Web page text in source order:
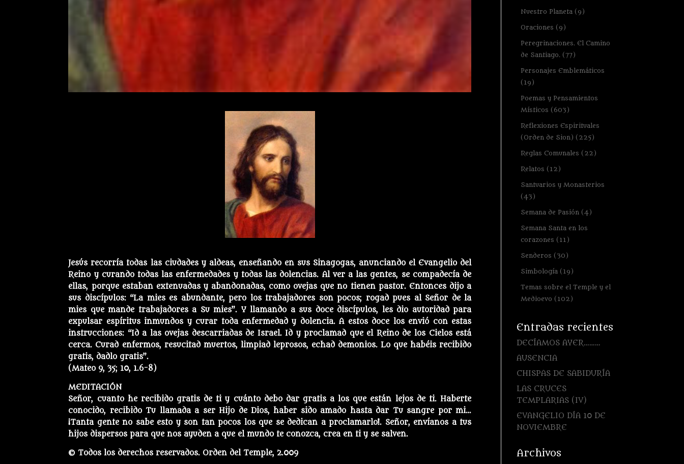
Jesús recorría todas las ciudades y aldeas, enseñando en sus Sinagogas, anunciando el Evangelio del
Reino y curando todas las enfermedades y todas las dolencias. Al ver a las gentes, se compadecía de
ellas, porque estaban extenuadas y abandonadas, como ovejas que no tienen pastor. Entonces dijo a
sus discípulos: “La mies es abundante, pero los trabajadores son pocos; rogad pues al Señor de la
mies que mande trabajadores a Su mies”. Y llamando a sus doce discípulos, les dio autoridad para
expulsar espíritus inmundos y curar toda enfermedad y dolencia. A estos doce los envió con estas
instrucciones: “Id a las ovejas descarriadas de Israel. Id y proclamad que el Reino de los Cielos está
cerca. Curad enfermos, resucitad muertos, limpiad leprosos, echad demonios. Lo que habéis recibido
gratis, dadlo gratis”.
(Mateo 9, 35; 10, 1.6-8)
MEDITACIÓN
Señor, cuanto he recibido gratis de ti y cuánto debo dar gratis a los que están lejos de ti. Haberte
conocido, recibido Tu llamada a ser Hijo de Dios, haber sido amado hasta dar Tu sangre por mi…
¡Tanta gente no sabe esto y son tan pocos los que se dedican a proclamarlo!. Señor, envíanos a tus
hijos dispersos para que nos ayuden a que el mundo te conozca, crea en ti y se salven.
© Todos los derechos reservados. Orden del Temple, 2.009
Nuestro Planeta (9)
Oraciones (9)
Peregrinaciones. El Camino
de Santiago. (77)
Personajes Emblemáticos
(19)
Poemas y Pensamientos
Místicos (603)
Reflexiones Espirituales
(Orden de Sion) (225)
Reglas Comunales (22)
Relatos (12)
Santuarios y Monasterios
(43)
Semana de Pasión (4)
Semana Santa en los
corazones (11)
Senderos (30)
Simbología (19)
Temas sobre el Temple y el
Medioevo (102)
Entradas recientes
DECÍAMOS AYER………
AUSENCIA
CHISPAS DE SABIDURÍA
LAS CRUCES
TEMPLARIAS (IV)
EVANGELIO DÍA 10 DE
NOVIEMBRE
Archivos